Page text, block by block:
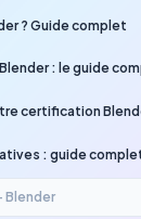
? Guide complet
: le guide
certification
: guide
Blender